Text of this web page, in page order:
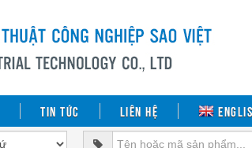
Tin tức Liên hệ